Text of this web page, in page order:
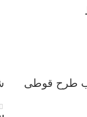
طرح قوطی